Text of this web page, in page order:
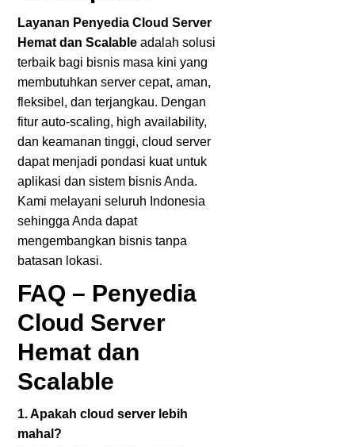
Layanan Penyedia Cloud Server
Hemat dan Scalable adalah solusi
terbaik bagi bisnis masa kini yang
membutuhkan server cepat, aman,
fleksibel, dan terjangkau. Dengan
fitur auto-scaling, high availability,
dan keamanan tinggi, cloud server
dapat menjadi pondasi kuat untuk
aplikasi dan sistem bisnis Anda.
Kami melayani seluruh Indonesia
sehingga Anda dapat
mengembangkan bisnis tanpa
batasan lokasi.
FAQ – Penyedia
Cloud Server
Hemat dan
Scalable
1. Apakah cloud server lebih
mahal?